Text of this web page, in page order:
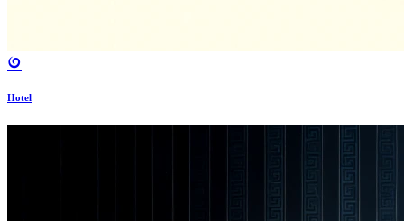
Hotel